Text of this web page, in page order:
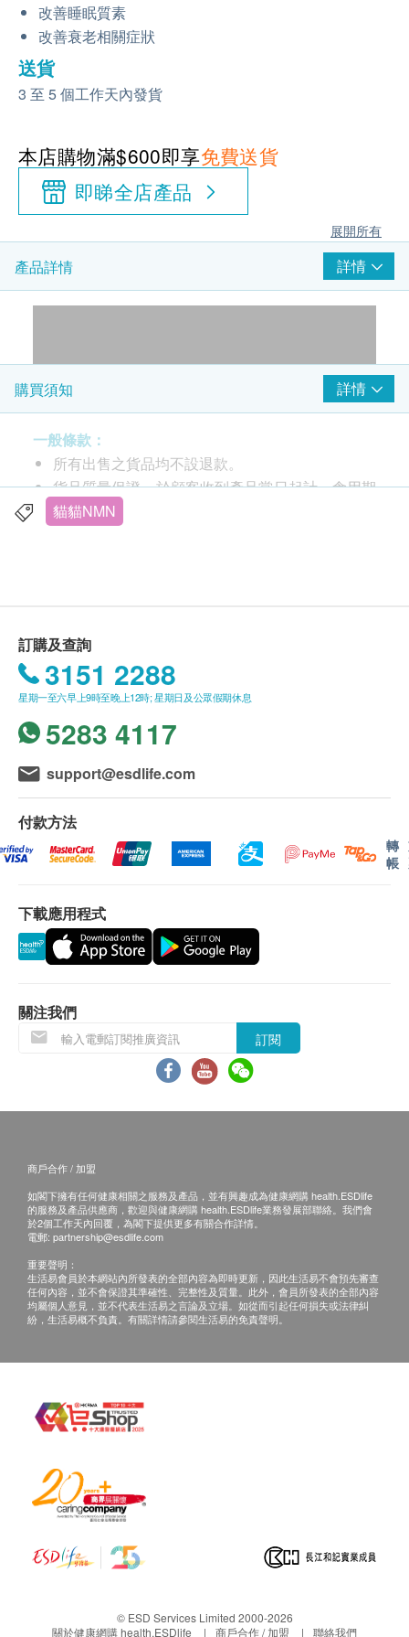
改善睡眠質素
改善衰老相關症狀
送貨
3 至 5 個工作天內發貨
本店購物滿$600即享免費送貨
即睇全店產品
展開所有
產品詳情 詳情
功效
激活能量及耐力
緩解關節炎等各種炎症
保護心臟
改善認知能力
促進代謝及減重
改善睡眠質素
服用方法
打開膠囊,混入糧食
購買須知 詳情
一般條款：
所有出售之貨品均不設退款。
貨品質量保證，於顧客收到產品當日起計，食用期
應最少有12個月或以上。
送貨條款：
購買 香港忌廉哥 產品總額滿HK$600，即可享本
地免費送貨服務。賬單總額未滿HK$600需附加
HK$50運費。
離島及偏遠地區不設上門送貨，只限於順豐智能櫃
取件。
我們將於確定訂單後1-3個工作天內安排發貨。
不排除運送時間會因節日而有所影響。當八號烈風
訊號懸掛或黑色暴雨警告生效時，送貨服務時間將
所有訂單須視乎相關貨品的供應情況再作最後確
認。倘若健康網購health.ESDlife未能提供任何訂
單上的貨品，健康網購health.ESDlife有權拒絕接
客再作安排。
當顧客收取已訂購之貨品時，有責任檢查貨品是否
如有其他損壞或遺漏查詢，顧客必須保留有效收據
正本，並於送貨後3個工作天內按下列方式聯絡 香
港忌廉哥 客戶服務部跟進。
電郵：chiwai.ng@tolamgroup.com
貓貓NMN
訂購及查詢
3151 2288
星期一至六早上9時至晚上12時; 星期日及公眾假期休息
5283 4117
support@esdlife.com
付款方法
轉
帳
下載應用程式
關注我們
訂閱
商戶合作 / 加盟
如閣下擁有任何健康相關之服務及產品，並有興趣成為健康網購 health.ESDlife
的服務及產品供應商，歡迎與健康網購 health.ESDlife業務發展部聯絡。我們會
於2個工作天內回覆，為閣下提供更多有關合作詳情。
電郵: partnership@esdlife.com
重要聲明：
生活易會員於本網站內所發表的全部內容為即時更新，因此生活易不會預先審查
任何內容，並不會保證其準確性、完整性及質量。此外，會員所發表的全部內容
均屬個人意見，並不代表生活易之言論及立場。如從而引起任何損失或法律糾
紛，生活易概不負責。有關詳情請參閱生活易的免責聲明。
© ESD Services Limited 2000-2026
關於健康網購 health.ESDlife
商戶合作 / 加盟 聯絡我們